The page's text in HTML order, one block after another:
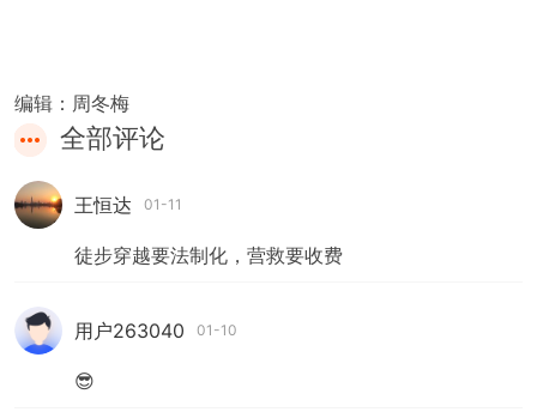
编辑： 周冬梅
全部评论
王恒达 01-11
徒步穿越要法制化，营救要收费
用户263040 01-10
😎